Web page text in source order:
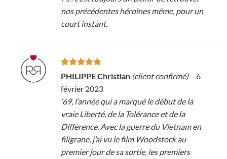
nos précédentes héroïnes même, pour un
court instant.
Note5sur
5
PHILIPPE Christian (client confirmé) – 6
février 2023
‘69, l’année qui a marqué le début de la
vraie Liberté, de la Tolérance et de la
Différence. Avec la guerre du Vietnam en
filigrane, j’ai vu le film Woodstock au
premier jour de sa sortie, les premiers